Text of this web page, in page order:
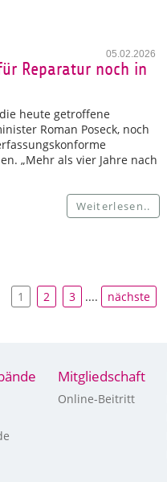
05.02.2026
Reparatur noch in
heute getroffene
Roman Poseck, noch
„Mehr als vier Jahre nach
Weiterlesen..
1 2 3 .... nächste
Mitgliedschaft
Online-Beitritt